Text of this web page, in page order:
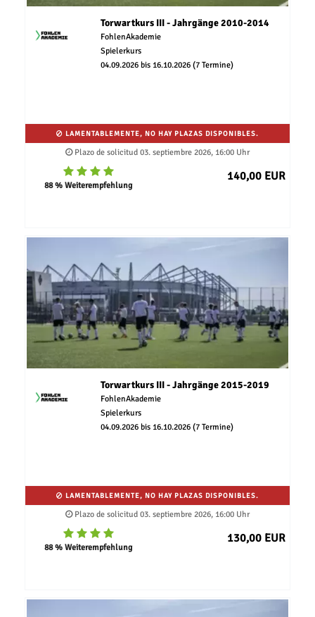
Torwartkurs III - Jahrgänge 2010-2014
FohlenAkademie
Spielerkurs
04.09.2026 bis 16.10.2026 (7 Termine)
LAMENTABLEMENTE, NO HAY PLAZAS DISPONIBLES.
Plazo de solicitud 03. septiembre 2026, 16:00 Uhr
88 % Weiterempfehlung
140,00 EUR
Torwartkurs III - Jahrgänge 2015-2019
FohlenAkademie
Spielerkurs
04.09.2026 bis 16.10.2026 (7 Termine)
LAMENTABLEMENTE, NO HAY PLAZAS DISPONIBLES.
Plazo de solicitud 03. septiembre 2026, 16:00 Uhr
88 % Weiterempfehlung
130,00 EUR